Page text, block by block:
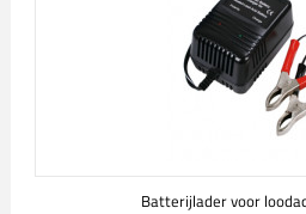
Batterijlader voor